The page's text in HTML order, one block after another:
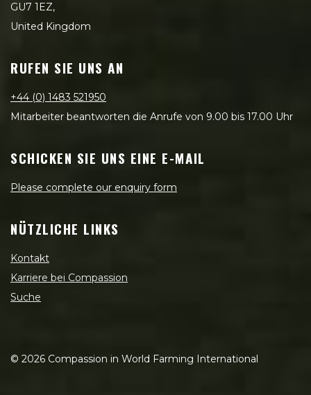
GU7 1EZ,
United Kingdom
RUFEN SIE UNS AN
+44 (0) 1483 521950
Mitarbeiter beantworten die Anrufe von 9.00 bis 17.00 Uhr
SCHICKEN SIE UNS EINE E-MAIL
Please complete our enquiry form
NÜTZLICHE LINKS
Kontakt
Karriere bei Compassion
Suche
© 2026 Compassion in World Farming International